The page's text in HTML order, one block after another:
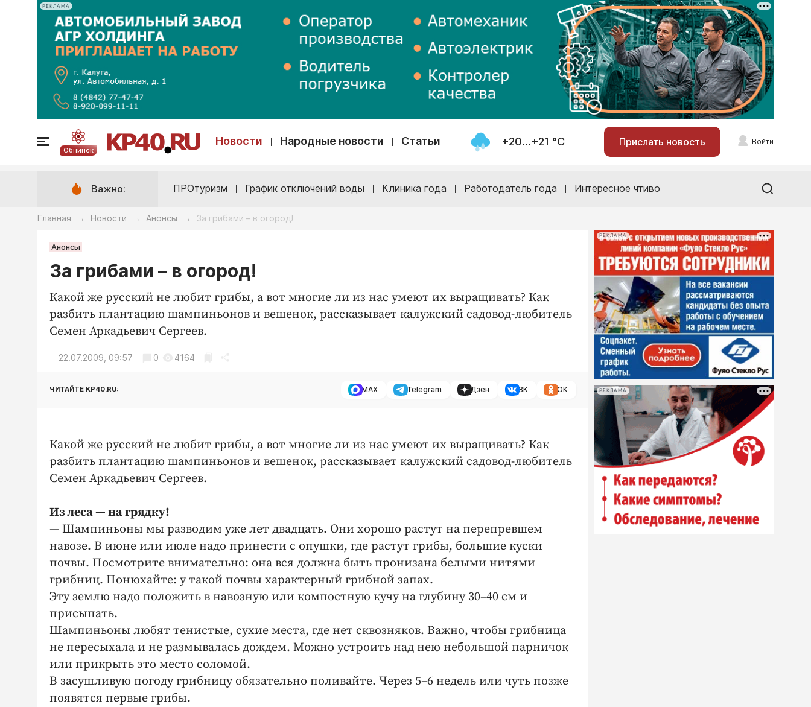
РЕКЛАМА
Обнинск
Новости Народные новости Статьи +20...+21 °С Прислать новость Войти
Важно: ПРОтуризм График отключений воды Клиника года Работодатель года Интересное чтиво
Главная → Новости → Анонсы → За грибами – в огород!
Анонсы
За грибами – в огород!
Какой же русский не любит грибы, а вот многие ли из нас умеют их выращивать? Как
разбить плантацию шампиньонов и вешенок, рассказывает калужский садовод-любитель
Семен Аркадьевич Сергеев.
22.07.2009, 09:57 0 4164
ЧИТАЙТЕ KP40.RU: MAX Telegram Дзен ВК ОК
Какой же русский не любит грибы, а вот многие ли из нас умеют их выращивать? Как
разбить плантацию шампиньонов и вешенок, рассказывает калужский садовод-любитель
Семен Аркадьевич Сергеев.
Из леса — на грядку!
— Шампиньоны мы разводим уже лет двадцать. Они хорошо растут на перепревшем
навозе. В июне или июле надо принести с опушки, где растут грибы, большие куски
почвы. Посмотрите внимательно: она вся должна быть пронизана белыми нитями
грибниц. Понюхайте: у такой почвы характерный грибной запах.
Эту землю надо положить в навозную или компостную кучу на глубину 30–40 см и
присыпать.
Шампиньоны любят тенистые, сухие места, где нет сквозняков. Важно, чтобы грибница
не пересыхала и не размывалась дождем. Можно устроить над нею небольшой парничок
или прикрыть это место соломой.
В засушливую погоду грибницу обязательно поливайте. Через 5–6 недель или чуть позже
появятся первые грибы.
РЕКЛАМА
РЕКЛАМА